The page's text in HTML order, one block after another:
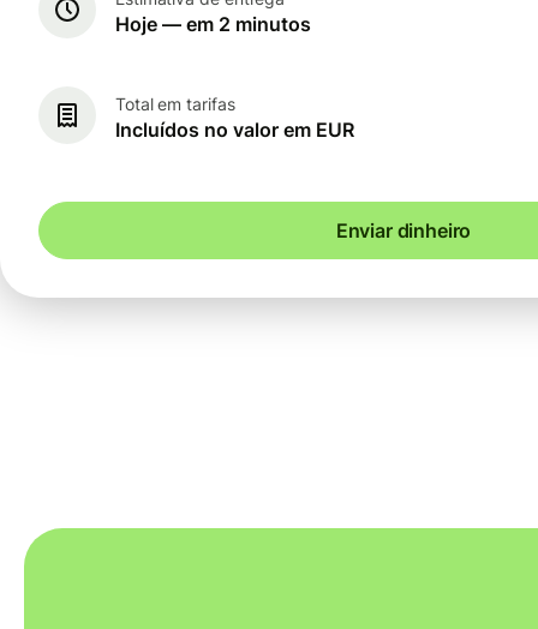
Hoje — em 2 minutos
Total em tarifas
Incluídos no valor em EUR
Enviar dinheiro